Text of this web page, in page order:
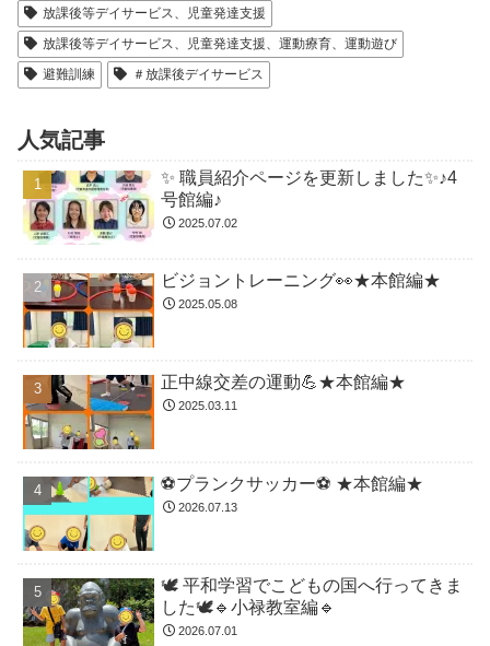
放課後等デイサービス、児童発達支援
放課後等デイサービス、児童発達支援、運動療育、運動遊び
避難訓練
＃放課後デイサービス
人気記事
✨ 職員紹介ページを更新しました✨♪4
号館編♪
2025.07.02
ビジョントレーニング👀★本館編★
2025.05.08
正中線交差の運動💪★本館編★
2025.03.11
⚽️プランクサッカー⚽️ ★本館編★
2026.07.13
🕊️ 平和学習でこどもの国へ行ってきま
した🕊️🔹小禄教室編🔹
2026.07.01